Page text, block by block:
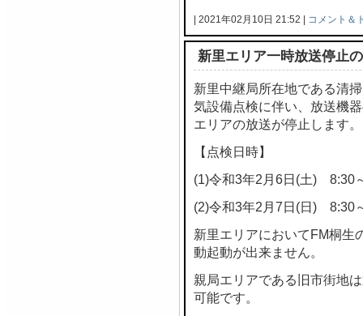
| 2021年02月10日 21:52 | コメント＆
新里エリア一時放送停止
新里中継局所在地である清
気設備点検に伴い、放送機
エリアの放送が停止します。
【点検日時】
(1)令和3年2月6日(土) 8:30
(2)令和3年2月7日(日) 8:30
新里エリアにおいてFM桐生
動起動が出来ません。
親局エリアである旧市街地
可能です。